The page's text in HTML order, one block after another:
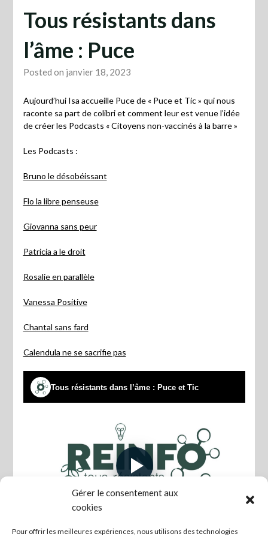
Gérer le consentement aux
cookies
Pour offrir les meilleures expériences, nous utilisons des technologies
Tous résistants dans
l’âme : Puce
Posted on janvier 18, 2023
Aujourd’hui Isa accueille Puce de « Puce et Tic » qui nous
raconte sa part de colibri et comment leur est venue l’idée
de créer les Podcasts « Citoyens non-vaccinés à la barre »
Les Podcasts :
Bruno le désobéissant
Flo la libre penseuse
Giovanna sans peur
Patricia a le droit
Rosalie en parallèle
Vanessa Positive
Chantal sans fard
Calendula ne se sacrifie pas